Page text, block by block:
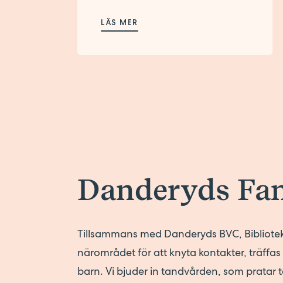
LÄS MER
Danderyds
Tillsammans med Danderyds BVC,
närområdet för att knyta kontakter,
barn. Vi bjuder in tandvården, som pratar